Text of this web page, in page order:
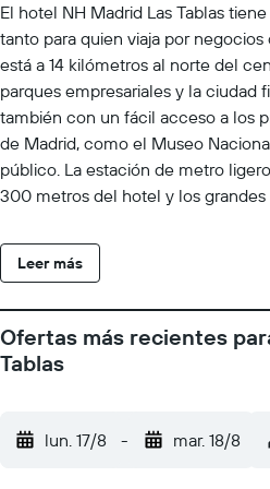
El hotel NH Madrid Las Tablas
tanto para quien viaja por
está a 14 kilómetros al norte del
parques empresariales y la ciudad
también con un fácil acceso a los
de Madrid, como el Museo
público. La estación de metro
300 metros del hotel y los
149 amplias habitaciones
marrones con notas azules. Las
delicioso desayuno incluye
especialidades españolas. El
informal en nuestro bar, un
Leer más
Ofertas más recientes
Tablas
lun. 17/8 - mar. 18/8